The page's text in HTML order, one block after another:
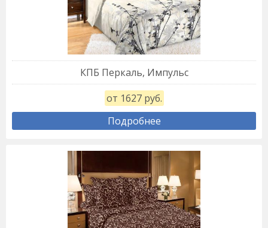
КПБ Перкаль, Импульс
от 1627 руб.
Подробнее